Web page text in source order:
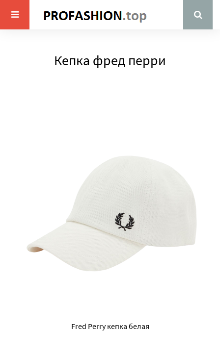
Кепка фред перри
Fred Perry кепка белая